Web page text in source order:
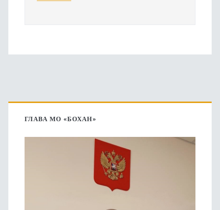
Основная
боковая
ГЛАВА МО «БОХАН»